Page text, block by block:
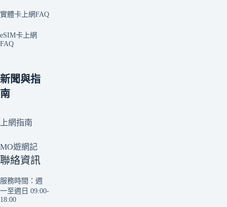
實體卡上網FAQ
eSIM卡上網
FAQ
新聞與指
南
上網指南
MO遊網記
聯絡資訊
服務時間：週
一至週日 09:00-
18:00